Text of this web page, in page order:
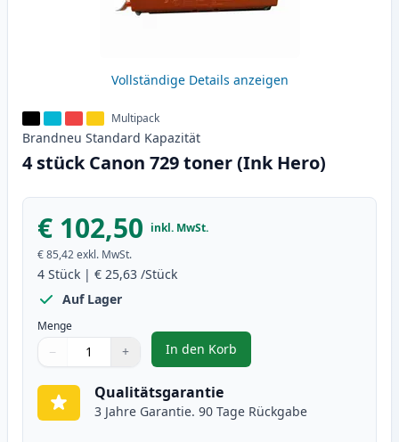
Vollständige Details anzeigen
Multipack
Brandneu Standard Kapazität
4 stück Canon 729 toner (Ink Hero)
€ 102,50 inkl. MwSt.
€ 85,42exkl. MwSt.
4 Stück | € 25,63 /Stück
Auf Lager
Menge
Verwenden Sie die Tasten, um anzupassen
− +
1
In den Korb
, 4 stück Canon 729 toner (Ink
Qualitätsgarantie
3 Jahre Garantie. 90 Tage Rückgabe